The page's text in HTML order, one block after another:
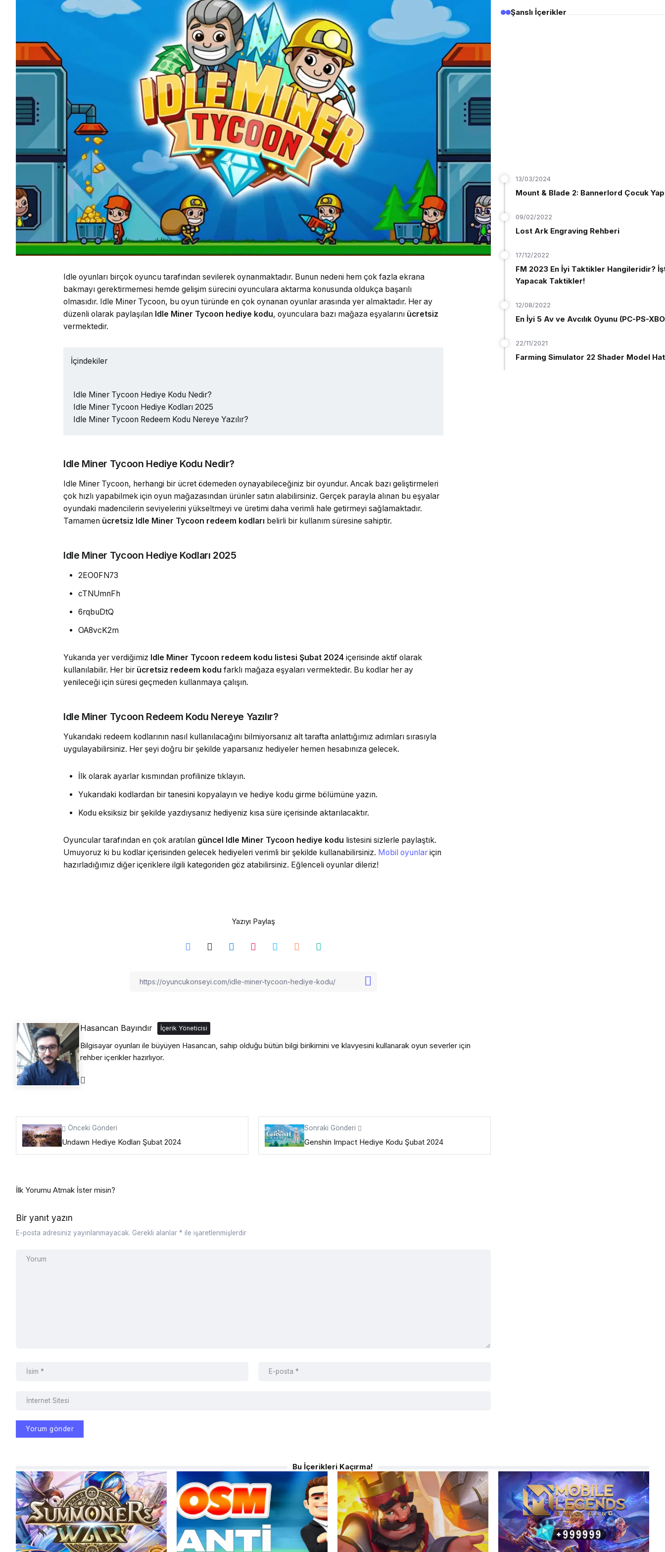
Idle oyunları birçok oyuncu tarafından sevilerek oynanmaktadır. Bunun nedeni hem çok fazla ekrana
bakmayı gerektirmemesi hemde gelişim sürecini oyunculara aktarma konusunda oldukça başarılı
olmasıdır. Idle Miner Tycoon, bu oyun türünde en çok oynanan oyunlar arasında yer almaktadır. Her ay
düzenli olarak paylaşılan Idle Miner Tycoon hediye kodu, oyunculara bazı mağaza eşyalarını ücretsiz
vermektedir.
İçindekiler
Idle Miner Tycoon Hediye Kodu Nedir?
Idle Miner Tycoon Hediye Kodları 2025
Idle Miner Tycoon Redeem Kodu Nereye Yazılır?
Idle Miner Tycoon Hediye Kodu Nedir?
Idle Miner Tycoon, herhangi bir ücret ödemeden oynayabileceğiniz bir oyundur. Ancak bazı geliştirmeleri
çok hızlı yapabilmek için oyun mağazasından ürünler satın alabilirsiniz. Gerçek parayla alınan bu eşyalar
oyundaki madencilerin seviyelerini yükseltmeyi ve üretimi daha verimli hale getirmeyi sağlamaktadır.
Tamamen ücretsiz Idle Miner Tycoon redeem kodları belirli bir kullanım süresine sahiptir.
Idle Miner Tycoon Hediye Kodları 2025
2EO0FN73
cTNUmnFh
6rqbuDtQ
OA8vcK2m
Yukarıda yer verdiğimiz Idle Miner Tycoon redeem kodu listesi Şubat 2024 içerisinde aktif olarak
kullanılabilir. Her bir ücretsiz redeem kodu farklı mağaza eşyaları vermektedir. Bu kodlar her ay
yenileceği için süresi geçmeden kullanmaya çalışın.
Idle Miner Tycoon Redeem Kodu Nereye Yazılır?
Yukarıdaki redeem kodlarının nasıl kullanılacağını bilmiyorsanız alt tarafta anlattığımız adımları sırasıyla
uygulayabilirsiniz. Her şeyi doğru bir şekilde yaparsanız hediyeler hemen hesabınıza gelecek.
İlk olarak ayarlar kısmından profilinize tıklayın.
Yukarıdaki kodlardan bir tanesini kopyalayın ve hediye kodu girme bölümüne yazın.
Kodu eksiksiz bir şekilde yazdıysanız hediyeniz kısa süre içerisinde aktarılacaktır.
Oyuncular tarafından en çok aratılan güncel Idle Miner Tycoon hediye kodu listesini sizlerle paylaştık.
Umuyoruz ki bu kodlar içerisinden gelecek hediyeleri verimli bir şekilde kullanabilirsiniz. Mobil oyunlar için
hazırladığımız diğer içeriklere ilgili kategoriden göz atabilirsiniz. Eğlenceli oyunlar dileriz!
Yazıyı Paylaş
Hasancan Bayındır İçerik Yöneticisi
Bilgisayar oyunları ile büyüyen Hasancan, sahip olduğu bütün bilgi birikimini ve klavyesini kullanarak oyun severler için
rehber içerikler hazırlıyor.
Önceki Gönderi
Undawn Hediye Kodları Şubat 2024
Sonraki Gönderi
Genshin Impact Hediye Kodu Şubat 2024
İlk Yorumu Atmak İster misin?
Bir yanıt yazın
E-posta adresiniz yayınlanmayacak. Gerekli alanlar * ile işaretlenmişlerdir
Şanslı İçerikler
13/03/2024
Mount & Blade 2: Bannerlord Çocuk
09/02/2022
Lost Ark Engraving Rehberi
17/12/2022
FM 2023 En İyi Taktikler Hangileridir?
Yapacak Taktikler!
12/08/2022
En İyi 5 Av ve Avcılık Oyunu (PC-PS-
22/11/2021
Farming Simulator 22 Shader Model
Bu İçerikleri Kaçırma!